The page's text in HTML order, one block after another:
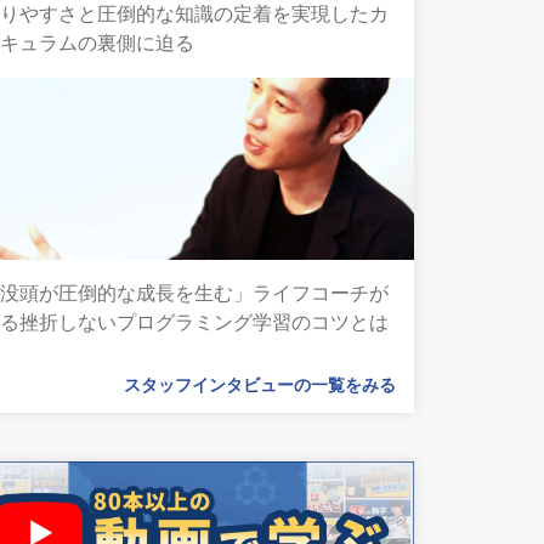
やすさと圧倒的な知識の定着を実現したカ
ュラムの裏側に迫る
頭が圧倒的な成長を生む」ライフコーチが
挫折しないプログラミング学習のコツとは
スタッフインタビューの一覧をみる